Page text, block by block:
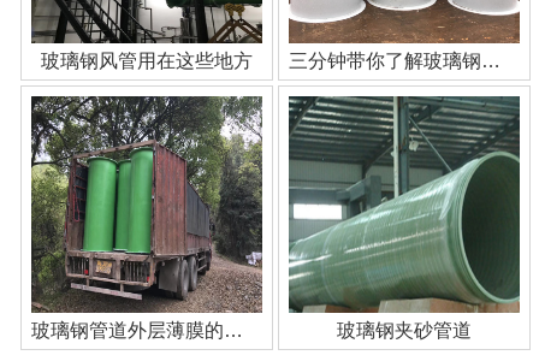
玻璃钢风管用在这些地方 三分钟带你了解玻璃钢管道
玻璃钢管道外层薄膜的作用 玻璃钢夹砂管道